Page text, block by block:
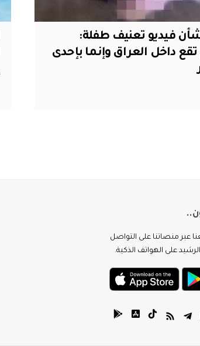
فيديو تعنيف طفلة:
تقع داخل العراق وإنما بإحدى
عبر منصاتنا على التواصل
على الهواتف الذكية.